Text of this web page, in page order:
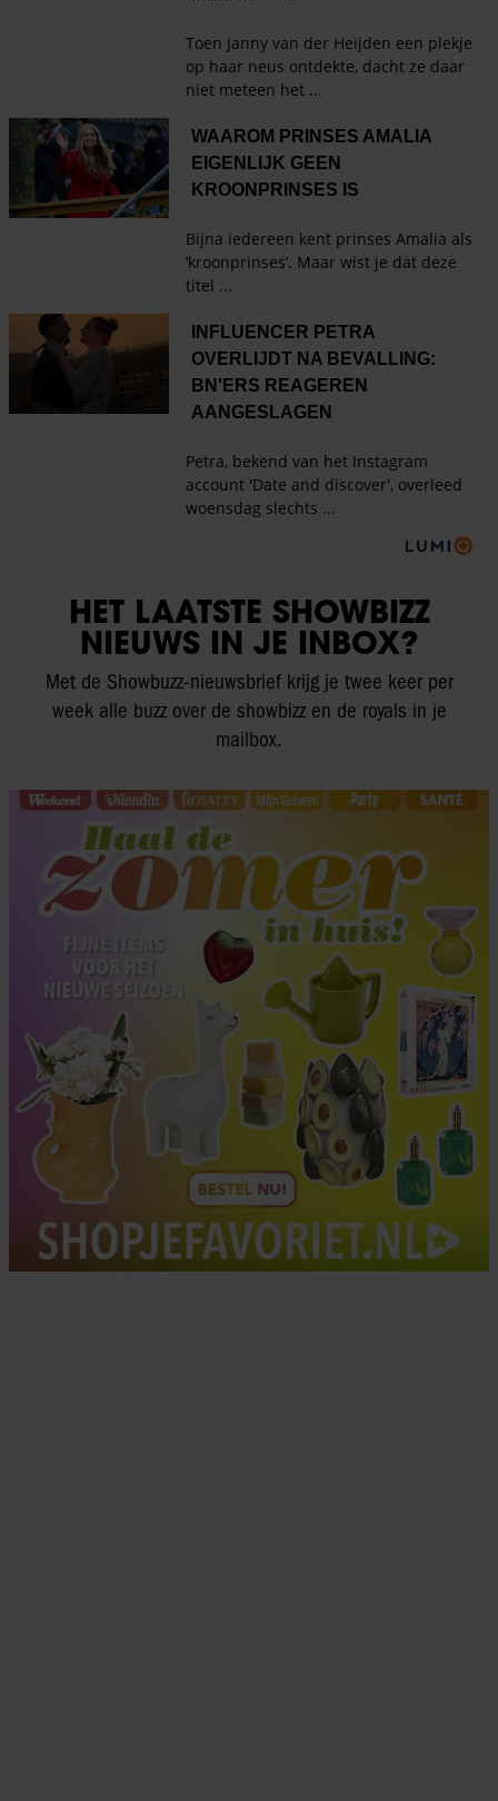
HET LAATSTE SHOWBIZZ
NIEUWS IN JE INBOX?
Met de Showbuzz-nieuwsbrief krijg je twee keer per
week alle buzz over de showbizz en de royals in je
mailbox.